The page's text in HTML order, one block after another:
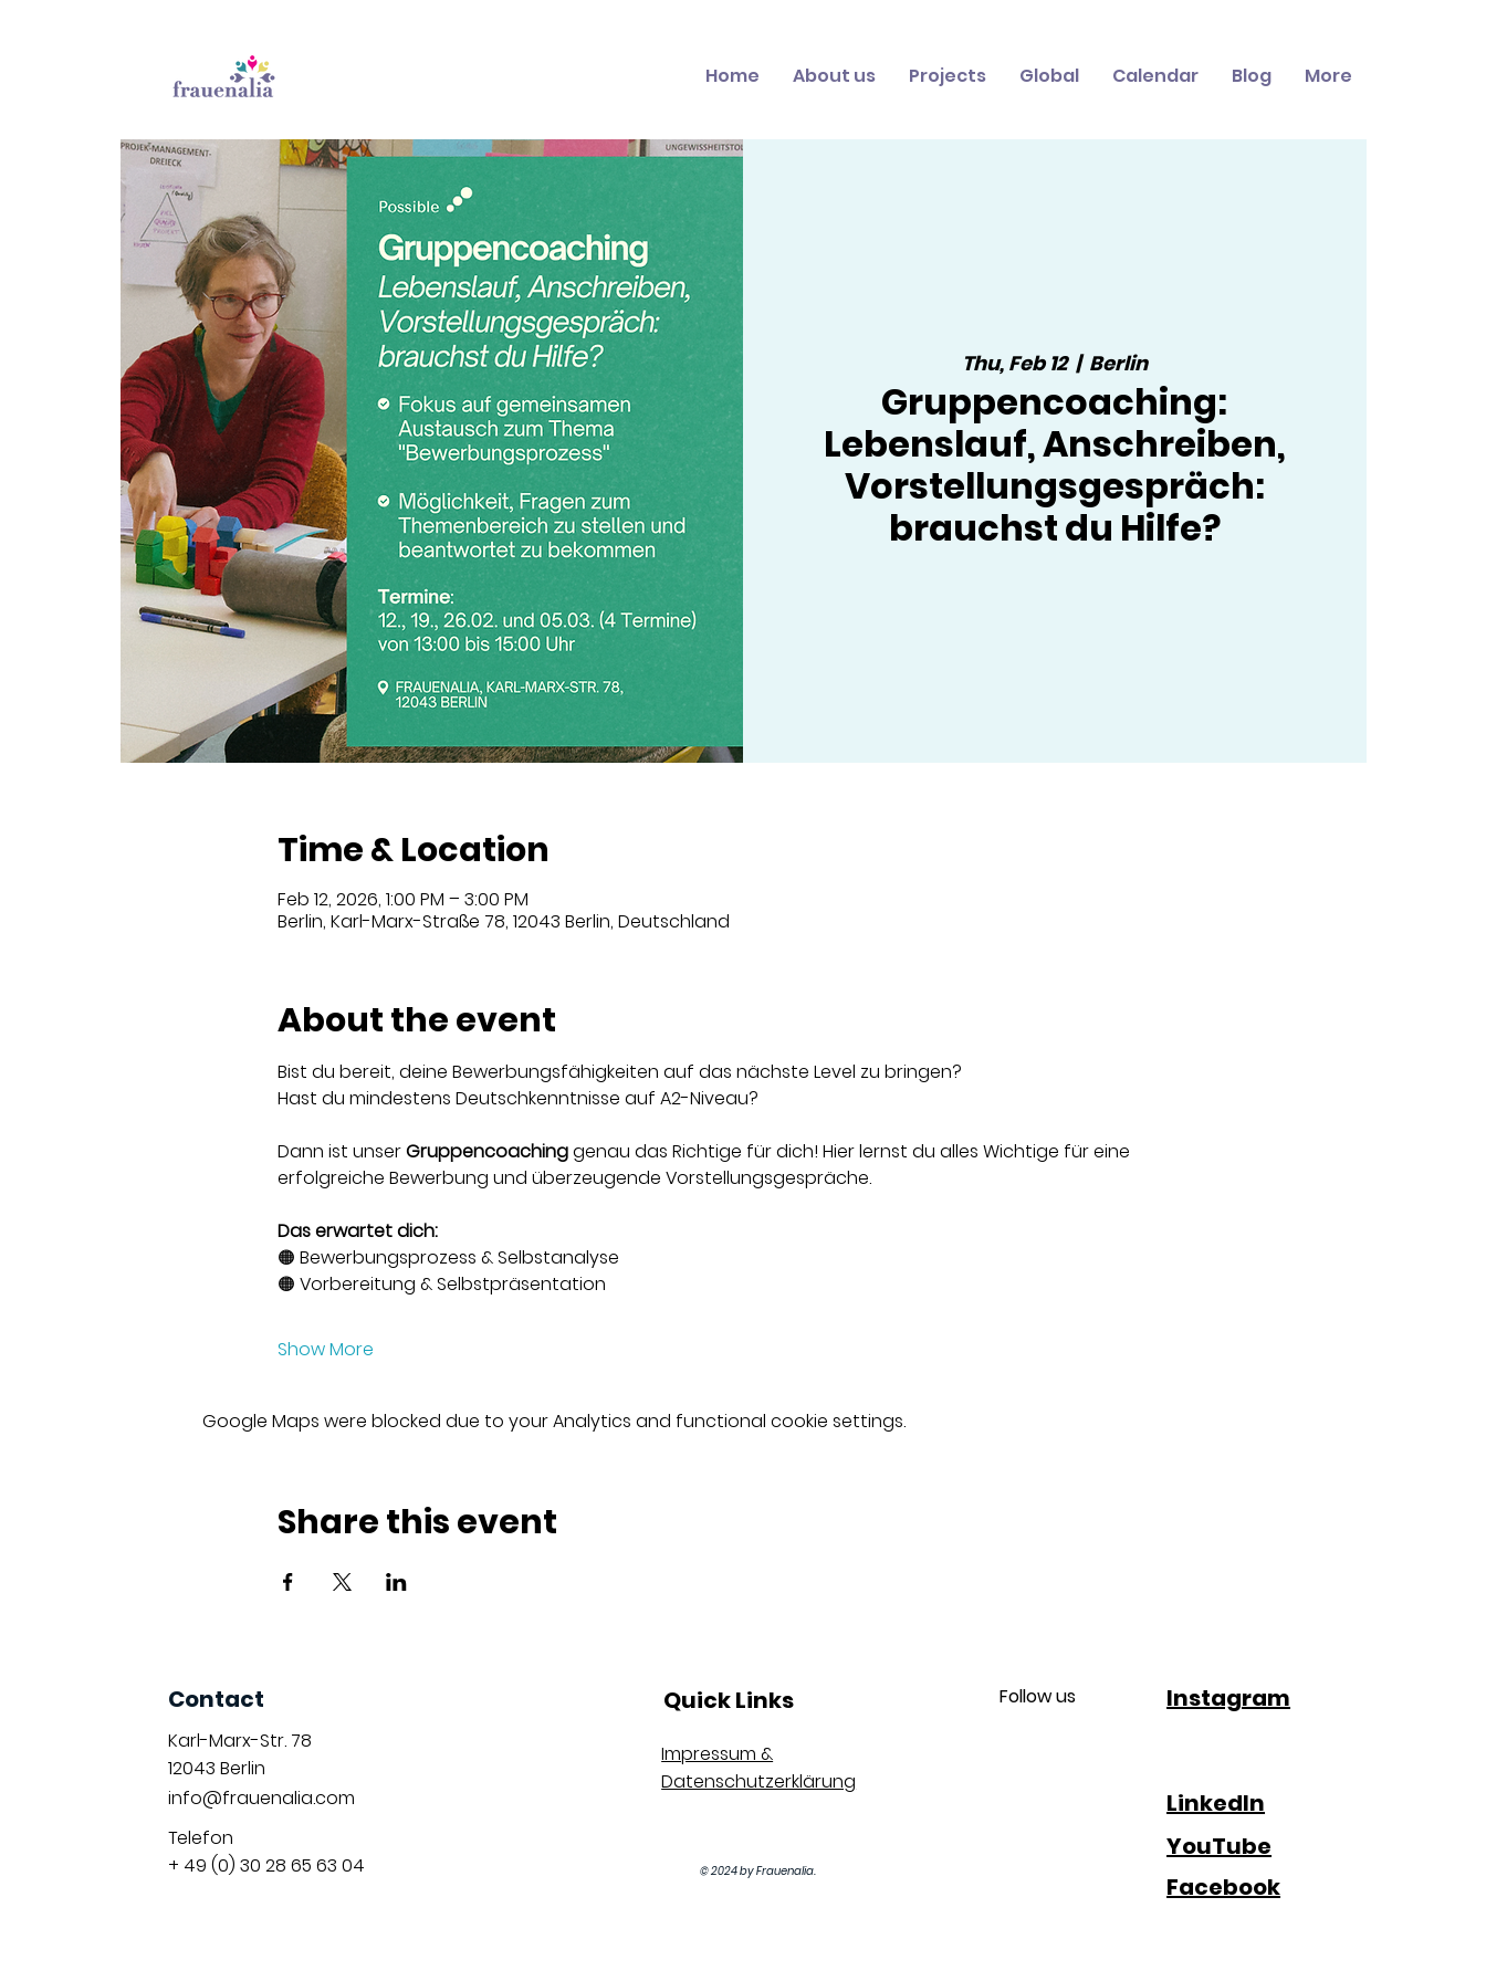
Home About us Projects Global Calendar Blog More
Thu, Feb 12
  |
Berlin
Gruppencoaching:
Lebenslauf, Anschreiben,
Vorstellungsgespräch:
brauchst du Hilfe?
Time & Location
Feb 12, 2026, 1:00 PM – 3:00 PM
Berlin, Karl-Marx-Straße 78, 12043 Berlin, Deutschland
About the event
Bist du bereit, deine Bewerbungsfähigkeiten auf das nächste Level zu bringen?
Hast du mindestens Deutschkenntnisse auf A2-Niveau?
Dann ist unser Gruppencoaching genau das Richtige für dich! Hier lernst du alles Wichtige für eine
erfolgreiche Bewerbung und überzeugende Vorstellungsgespräche.
Das erwartet dich:
🟠 Bewerbungsprozess & Selbstanalyse
🟠 Vorbereitung & Selbstpräsentation
Show More
Google Maps were blocked due to your Analytics and functional cookie settings.
Share this event
Contact
Karl-Marx-Str. 78
12043 Berlin
info@frauenalia.com
Telefon
+ 49 (0) 30 28 65 63 04
Quick Links
Impressum &
Datenschutzerklärung
Follow us Instagram
LinkedIn
YouTube
Facebook
© 2024 by Frauenalia.